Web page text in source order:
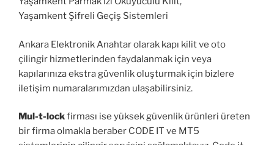
Yaşamkent Şifreli Geçiş Sistemleri
Ankara Elektronik Anahtar olarak kapı kilit ve oto
çilingir hizmetlerinden faydalanmak için veya
kapılarınıza ekstra güvenlik oluşturmak için bizlere
iletişim numaralarımızdan ulaşabilirsiniz.
Mul-t-lockfirması ise yüksek güvenlik ürünleri üreten
bir firma olmakla beraber CODE IT ve MT5